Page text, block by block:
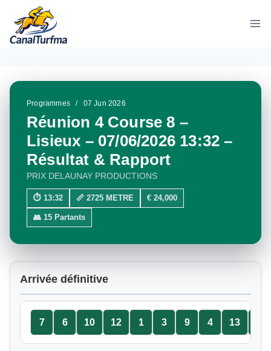
contenu
Programmes / 07 Jun 2026
Réunion 4 Course 8 –
Lisieux – 07/06/2026 13:32 –
Résultat & Rapport
PRIX DELAUNAY PRODUCTIONS
⏱ 13:32 📏 2725 METRE € 24,000
👥 15 Partants
Arrivée définitive
7 6 10 12 1 3 9 4 13